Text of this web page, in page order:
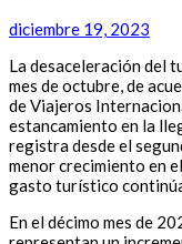
diciembre 19, 2023
La desaceleración del
mes de octubre, de
de Viajeros
estancamiento en la
registra desde el
menor crecimiento en
gasto turístico
En el décimo mes de